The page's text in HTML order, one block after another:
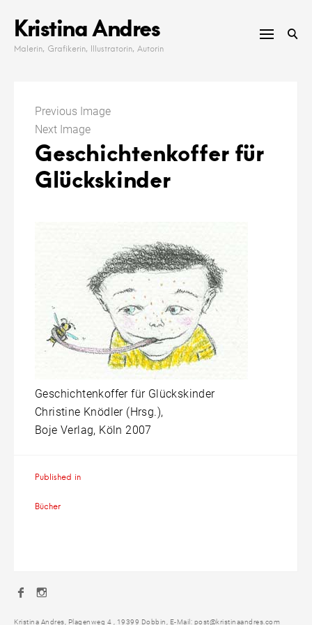
content
Kristina Andres
Malerin, Grafikerin, Illustratorin, Autorin
Previous Image
Next Image
Geschichtenkoffer für
Glückskinder
Geschichtenkoffer für Glückskinder
Christine Knödler (Hrsg.),
Boje Verlag, Köln 2007
Published in
Bücher
Facebook
Kristina Andres, Plagenweg 4 , 19399 Dobbin, E-Mail: post@kristinaandres.com